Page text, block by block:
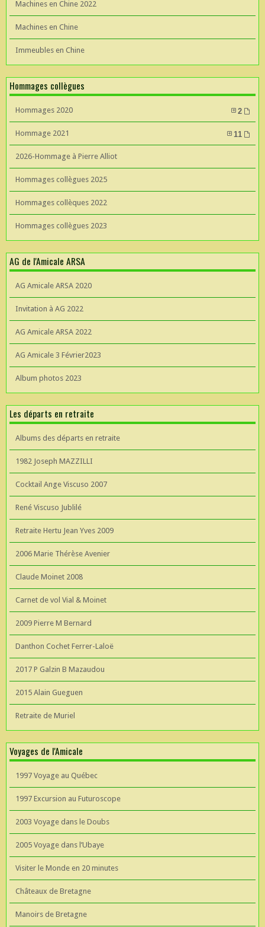
Machines en Chine 2022
Machines en Chine
Immeubles en Chine
Hommages collègues
Hommages 2020 2
Hommage 2021 11
2026-Hommage à Pierre Alliot
Hommages collègues 2025
Hommages collèques 2022
Hommages collègues 2023
AG de l'Amicale ARSA
AG Amicale ARSA 2020
Invitation à AG 2022
AG Amicale ARSA 2022
AG Amicale 3 Février2023
Album photos 2023
Les départs en retraite
Albums des départs en retraite
1982 Joseph MAZZILLI
Cocktail Ange Viscuso 2007
René Viscuso Jublilé
Retraite Hertu Jean Yves 2009
2006 Marie Thérèse Avenier
Claude Moinet 2008
Carnet de vol Vial & Moinet
2009 Pierre M Bernard
Danthon Cochet Ferrer-Laloë
2017 P Galzin B Mazaudou
2015 Alain Gueguen
Retraite de Muriel
Voyages de l'Amicale
1997 Voyage au Québec
1997 Excursion au Futuroscope
2003 Voyage dans le Doubs
2005 Voyage dans l’Ubaye
Visiter le Monde en 20 minutes
Châteaux de Bretagne
Manoirs de Bretagne